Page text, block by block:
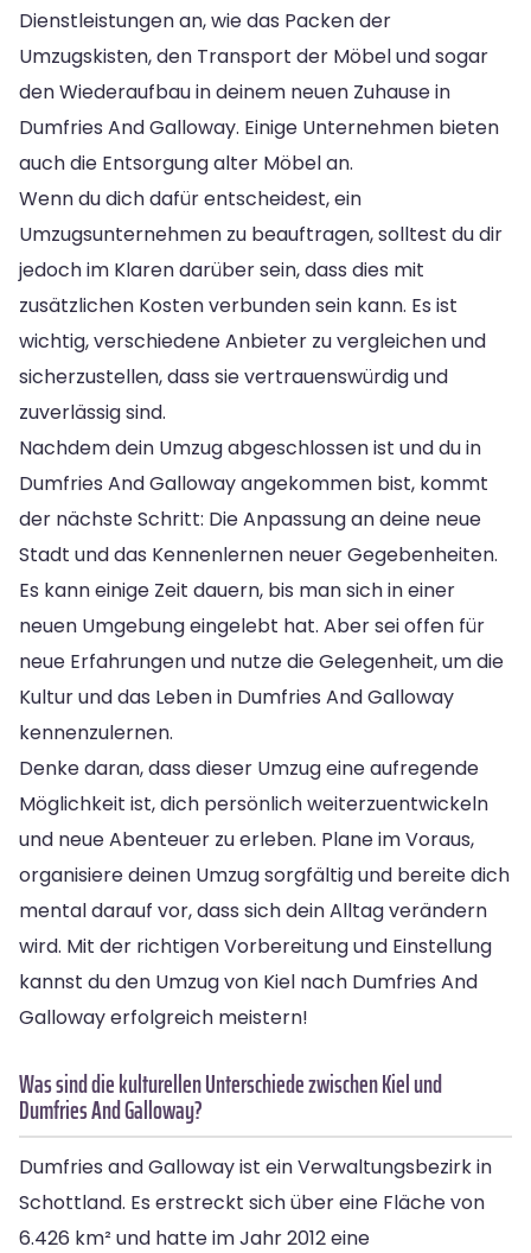
Dienstleistungen an, wie das Packen der
Umzugskisten, den Transport der Möbel und sogar
den Wiederaufbau in deinem neuen Zuhause in
Dumfries And Galloway. Einige Unternehmen bieten
auch die Entsorgung alter Möbel an.
Wenn du dich dafür entscheidest, ein
Umzugsunternehmen zu beauftragen, solltest du dir
jedoch im Klaren darüber sein, dass dies mit
zusätzlichen Kosten verbunden sein kann. Es ist
wichtig, verschiedene Anbieter zu vergleichen und
sicherzustellen, dass sie vertrauenswürdig und
zuverlässig sind.
Nachdem dein Umzug abgeschlossen ist und du in
Dumfries And Galloway angekommen bist, kommt
der nächste Schritt: Die Anpassung an deine neue
Stadt und das Kennenlernen neuer Gegebenheiten.
Es kann einige Zeit dauern, bis man sich in einer
neuen Umgebung eingelebt hat. Aber sei offen für
neue Erfahrungen und nutze die Gelegenheit, um die
Kultur und das Leben in Dumfries And Galloway
kennenzulernen.
Denke daran, dass dieser Umzug eine aufregende
Möglichkeit ist, dich persönlich weiterzuentwickeln
und neue Abenteuer zu erleben. Plane im Voraus,
organisiere deinen Umzug sorgfältig und bereite dich
mental darauf vor, dass sich dein Alltag verändern
wird. Mit der richtigen Vorbereitung und Einstellung
kannst du den Umzug von Kiel nach Dumfries And
Galloway erfolgreich meistern!
Was sind die kulturellen Unterschiede zwischen Kiel und
Dumfries And Galloway?
Dumfries and Galloway ist ein Verwaltungsbezirk in
Schottland. Es erstreckt sich über eine Fläche von
6.426 km² und hatte im Jahr 2012 eine